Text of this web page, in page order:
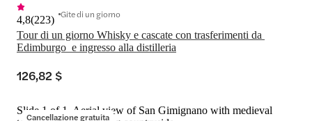
Tour di un giorno Whisky e cascate con trasferimenti da
Edimburgo  e ingresso alla distilleria
4,8(223) Gite di un giorno
126,82 $
Cancellazione gratuita
Slide 1 of 1, Aerial view of San Gimignano with medieval